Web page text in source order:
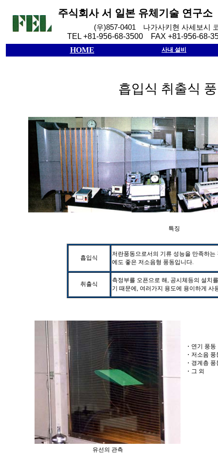
주식회사 서 일본 유체기술 연구소
(우)857-0401 나가사키현 사세보시
TEL +81-956-68-3500 FAX +81-956-68-
HOME
사내 설비
흡입식 취출식
특징
흡입식
저란풍동으로서의 기류 성능을 만족하는
에도 좋은 저소음형 풍동입니다.
취출식
측정부를 오픈으로 해, 공시체등의 설치
기 때문에 , 여러가지 용도에 용이하게 사
・ 연기 풍동
・ 저소음 풍
・ 경계층 풍
・ 그 외
유선의 관측